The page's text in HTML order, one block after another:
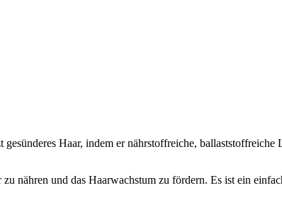
gesünderes Haar, indem er nährstoffreiche,
nähren und das Haarwachstum zu fördern. Es ist ein